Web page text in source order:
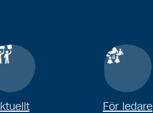
För ledare